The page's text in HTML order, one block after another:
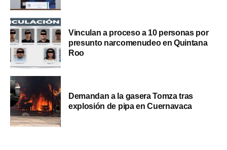
Vinculan a proceso a 10 personas por
presunto narcomenudeo en Quintana
Roo
Demandan a la gasera Tomza tras
explosión de pipa en Cuernavaca